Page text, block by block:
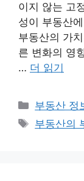
이지 않는 고
성이 부동산
부동산의 가
른 변화의 영
… 더 읽기
카
테
부동산 정
태
부동산의